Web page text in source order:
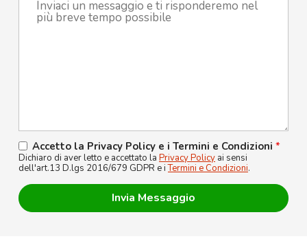
Accetto la Privacy Policy e i Termini e Condizioni *
Dichiaro di aver letto e accettato la Privacy Policy ai sensi
dell'art.13 D.lgs 2016/679 GDPR e iTermini e Condizioni.